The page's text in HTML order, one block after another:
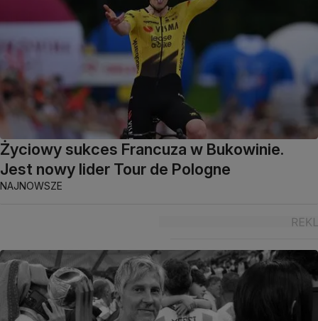
Życiowy sukces Francuza w Bukowinie.
Jest nowy lider Tour de Pologne
NAJNOWSZE